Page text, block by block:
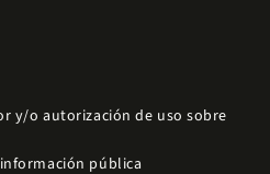
y/o autorización de uso sobre
pública